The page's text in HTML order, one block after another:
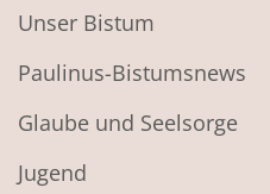
Unser Bistum
Paulinus-Bistumsnews
Glaube und Seelsorge
Jugend